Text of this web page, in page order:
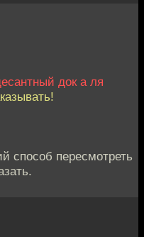
док а ля
способ пересмотреть